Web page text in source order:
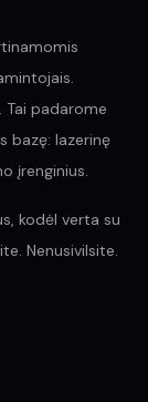
Tai padarome
bazę: lazerinę
įrenginius.
kodėl verta su
Nenusivilsite.